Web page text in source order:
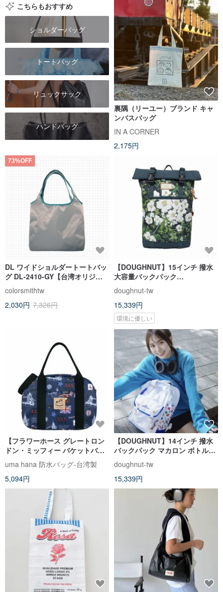
こちらもおすすめ
ショルダーバッグ
トートバッグ
リュックサック
ハンドバッグ
裏隅（リーユー）ブランド キャ
ンバスバッグ
IN A CORNER
2,175円
73%OFF
DL ワイドショルダートートバッ
グ DL-2410-GY【台湾オリジナ
ルバッグブランド】
colorsmithtw
2,030円 7,326円
【DOUGHNUT】15インチ 撥水
大容量バックパック
CHRISTOPHER ロールトップ -
プリント DP
doughnut-tw
15,339円
環境に優しい
【フラワーホース グレートロン
ドン・ミッフィー バケットバッ
グ】台湾製 多仕切り 斜め背 携帯
両用 防水バッグ
uma hana 防水バッグ-台湾製
5,094円
【DOUGHNUT】14インチ 撥水
バックパック マカロン ボトルポ
ケット バイカラー - ホワイト YU
doughnut-tw
15,339円